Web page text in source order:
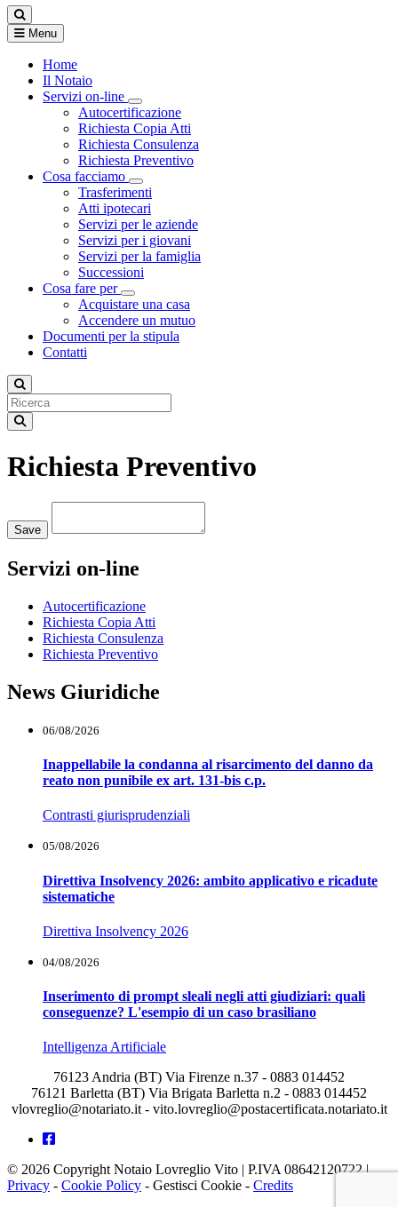
Menu
Home
Il Notaio
Servizi on-line
Visualizza menù di secondo livello
Autocertificazione
Richiesta Copia Atti
Richiesta Consulenza
Richiesta Preventivo
Cosa facciamo
Visualizza menù di secondo livello
Trasferimenti
Atti ipotecari
Servizi per le aziende
Servizi per i giovani
Servizi per la famiglia
Successioni
Cosa fare per
Visualizza menù di secondo livello
Acquistare una casa
Accendere un mutuo
Documenti per la stipula
Contatti
Richiesta Preventivo
Save
Servizi on-line
Autocertificazione
Richiesta Copia Atti
Richiesta Consulenza
Richiesta Preventivo
News Giuridiche
06/08/2026
Inappellabile la condanna al risarcimento del danno da
reato non punibile ex art. 131-bis c.p.
Contrasti giurisprudenziali
05/08/2026
Direttiva Insolvency 2026: ambito applicativo e ricadute
sistematiche
Direttiva Insolvency 2026
04/08/2026
Inserimento di prompt sleali negli atti giudiziari: quali
conseguenze? L'esempio di un caso brasiliano
Intelligenza Artificiale
76123 Andria (BT) Via Firenze n.37 - 0883 014452
76121 Barletta (BT) Via Brigata Barletta n.2 - 0883 014452
vlovreglio@notariato.it - vito.lovreglio@postacertificata.notariato.it
© 2026 Copyright Notaio Lovreglio Vito | P.IVA 08642120722 |
Privacy - Cookie Policy - Gestisci Cookie - Credits